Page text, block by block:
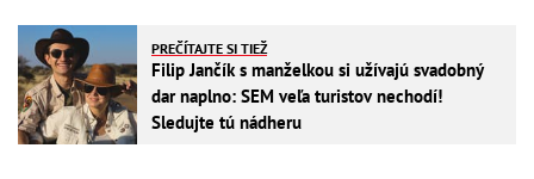
PREČÍTAJTE SI TIEŽ
Filip Jančík s manželkou si užívajú svadobný
dar naplno: SEM veľa turistov nechodí!
Sledujte tú nádheru